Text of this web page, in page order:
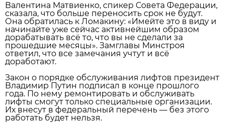
Валентина Матвиенко, спикер Совета Федерации,
сказала, что больше переносить срок не будут.
Она обратилась к Ломакину: «Имейте это в виду и
начинайте уже сейчас активнейшим образом
дорабатывать всё то, что вы не сделали за
прошедшие месяцы». Замглавы Минстроя
ответил, что все замечания учтут и всё
доработают.
Закон о порядке обслуживания лифтов президент
Владимир Путин подписал в конце прошлого
года. По нему ремонтировать и обслуживать
лифты смогут только специальные организации.
Их внесут в федеральный перечень — без этого
работать будет нельзя.